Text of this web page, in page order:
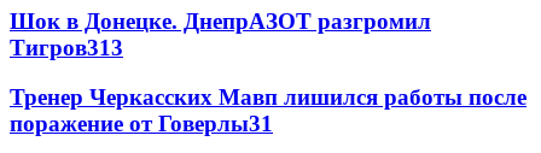
Шок в Донецке. ДнепрАЗОТ разгромил
Тигров313
Тренер Черкасских Мавп лишился работы после
поражение от Говерлы31